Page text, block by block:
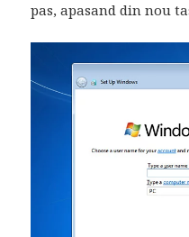
pas, apasand din nou